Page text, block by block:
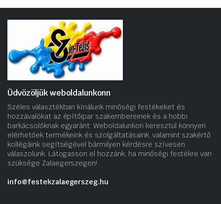
Üdvözöljük weboldalunkonn
Széles választékban kínálunk minőségi festékeket és
hozzávalókat az építőipar szakembereinek és a hobbi
barkácsolóknak egyaránt. Weboldalunkon keresztül könnyen
elérhetőek termékeink és szolgáltatásaink, valamint szakértő
kollégáink segítségével bármilyen kérdésre szívesen
válaszolunk. Látogasson el hozzánk, ha minőségi festékre van
szüksége Zalaegerszegen!.
info@festekzalaegerszeg.hu